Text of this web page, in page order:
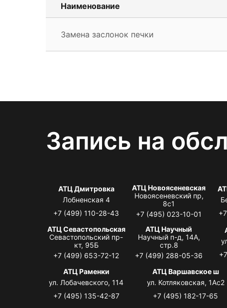
Наименование
Замена заслонок печки
Запись на
АТЦ Дмитровка
Лобненская 4
+7 (499) 110-28-43
АТЦ Новоясеневская
Новоясеневский пр,
8с1
+7 (495) 023-10-01
АТЦ Севастопольская
Севастопольский пр-
кт, 95Б
+7 (499) 653-72-12
АТЦ Научный
Научный п-д, 14А,
стр.8
+7 (499) 288-05-36
АТЦ Раменки
ул. Лобачевского, 114
+7 (495) 135-42-87
АТЦ Варшавское ш
ул. Котляковская, 1Ас2
+7 (495) 182-17-65